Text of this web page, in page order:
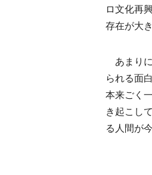
ロ文化再
存在が大
あまり
られる面
本来ごく
き起こし
る人間が